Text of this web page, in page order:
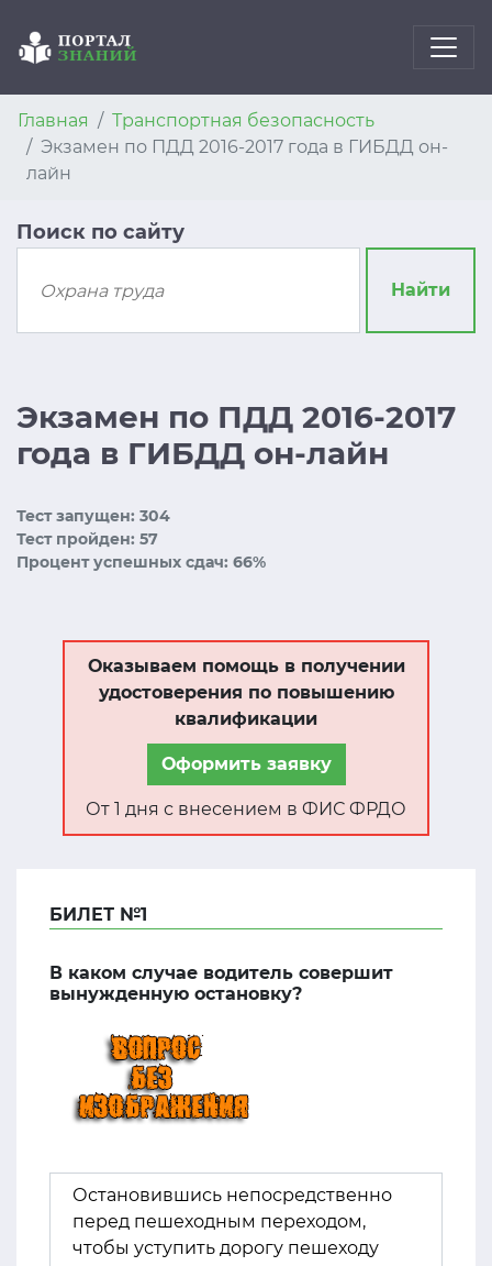
Главная
Транспортная безопасность
Экзамен по ПДД 2016-2017 года в ГИБДД он-
лайн
Поиск по сайту
Найти
Экзамен по ПДД 2016-2017
года в ГИБДД он-лайн
Тест запущен: 304
Тест пройден: 57
Процент успешных сдач: 66%
Оказываем помощь в получении
удостоверения по повышению
квалификации
Оформить заявку
От 1 дня с внесением в ФИС ФРДО
БИЛЕТ №1
В каком случае водитель совершит
вынужденную остановку?
Остановившись непосредственно
перед пешеходным переходом,
чтобы уступить дорогу пешеходу